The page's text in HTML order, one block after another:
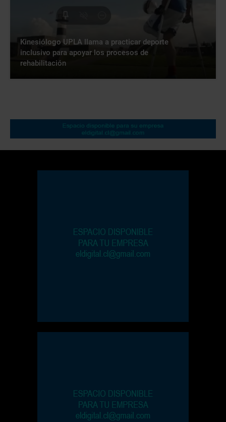
Kinesiólogo UPLA llama a practicar deporte
inclusivo para apoyar los procesos de
rehabilitación